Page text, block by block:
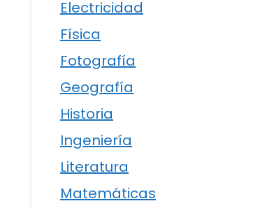
Electricidad
Física
Fotografía
Geografía
Historia
Ingeniería
Literatura
Matemáticas